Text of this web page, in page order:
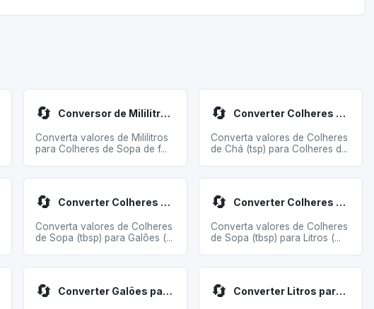
🔄 Conversor de Mililitros para Colheres de Sopa
Converta valores de Mililitros
para Colheres de Sopa de f...
🔄 Converter Colheres de Chá para Colheres de Sopa
Converta valores de Colheres
de Chá (tsp) para Colheres d...
🔄 Converter Colheres de Sopa para Galões
Converta valores de Colheres
de Sopa (tbsp) para Galões (...
🔄 Converter Colheres de Sopa para Litros
Converta valores de Colheres
de Sopa (tbsp) para Litros (...
🔄 Converter Galões para Colheres de Sopa 🔄 Converter Litros para Colheres de Sopa